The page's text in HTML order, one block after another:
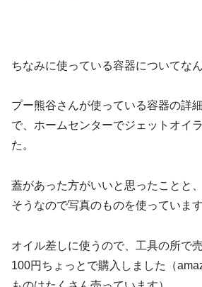
ちなみに使っている容器についてなん
プー熊谷さんが使っている容器の詳
で、ホームセンターでジェットオイ
た。
蓋があった方がいいと思ったことと
そうなので写真のものを使っています
オイル差しに使うので、工具の所で
100円ちょっとで購入しました（